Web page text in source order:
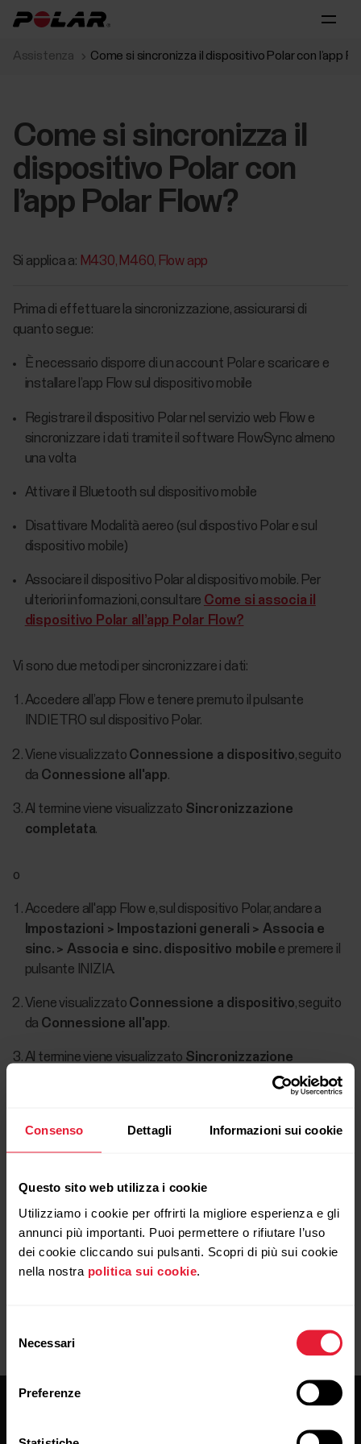
Consenso Dettagli Informazioni sui cookie
Questo sito web utilizza i cookie
Utilizziamo i cookie per offrirti la migliore esperienza e gli
annunci più importanti. Puoi permettere o rifiutare l’uso
dei cookie cliccando sui pulsanti. Scopri di più sui cookie
nella nostra politica sui cookie
delNecessari
Preferenze
Assistenza Come si sincronizza il dispositivo Polar con l’app
Come si sincronizza il
dispositivo Polar con
l’app Polar Flow?
Si applica a: M430 M460 Flow app
Prima di effettuare la sincronizzazione, assicurarsi di
quanto segue:
È necessario disporre di un account Polar e scaricare e
installare l’app Flow sul dispositivo mobile
Registrare il dispositivo Polar nel servizio web Flow e
sincronizzare i dati tramite il software FlowSync almeno
una volta
Attivare il Bluetooth sul dispositivo mobile
Disattivare Modalità aereo (sul dispostivo Polar e sul
dispositivo mobile)
Associare il dispositivo Polar al dispositivo mobile. Per
ulteriori informazioni, consultare Come si associa il
dispositivo Polar all’app Polar Flow?
Vi sono due metodi per sincronizzare i dati:
Accedere all’app Flow e tenere premuto il pulsante
INDIETRO sul dispositivo Polar.
Viene visualizzato Connessione a dispositivo, seguito
da Connessione all'app.
Al termine viene visualizzato Sincronizzazione
completata.
o
Accedere all'app Flow e, sul dispositivo Polar, andare a
Impostazioni > Impostazioni generali > Associa e
sinc. > Associa e sinc. dispositivo mobile e premere il
pulsante INIZIA.
Viene visualizzato Connessione a dispositivo, seguito
da Connessione all'app.
Al termine viene visualizzato Sincronizzazione
Quando si sincronizza il dispositivo Polar con
sincronizzati anche i dati di allenamento
tramite connessione Internet sul servizio
web Flow.